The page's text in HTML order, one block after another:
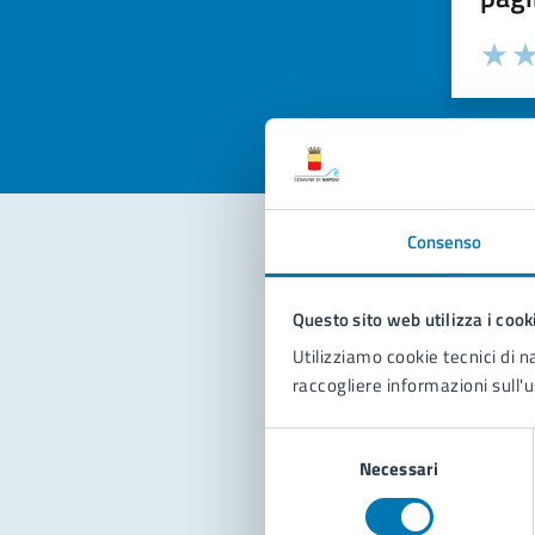
Consenso
Questo sito web utilizza i
Utilizziamo cookie tecnici di
raccogliere informazioni
Necessari
Valuta